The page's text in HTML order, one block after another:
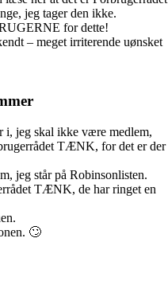
jeg tager den ikke.
for dette!
– meget irriterende uønsket
i, jeg skal ikke være medlem,
TÆNK, for det er der
jeg står på Robinsonlisten.
TÆNK, de har ringet en
🙄